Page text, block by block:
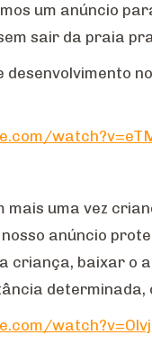
um anúncio
sair da praia
desenvolvimento
mais uma vez
nosso anúncio
criança, baixar o